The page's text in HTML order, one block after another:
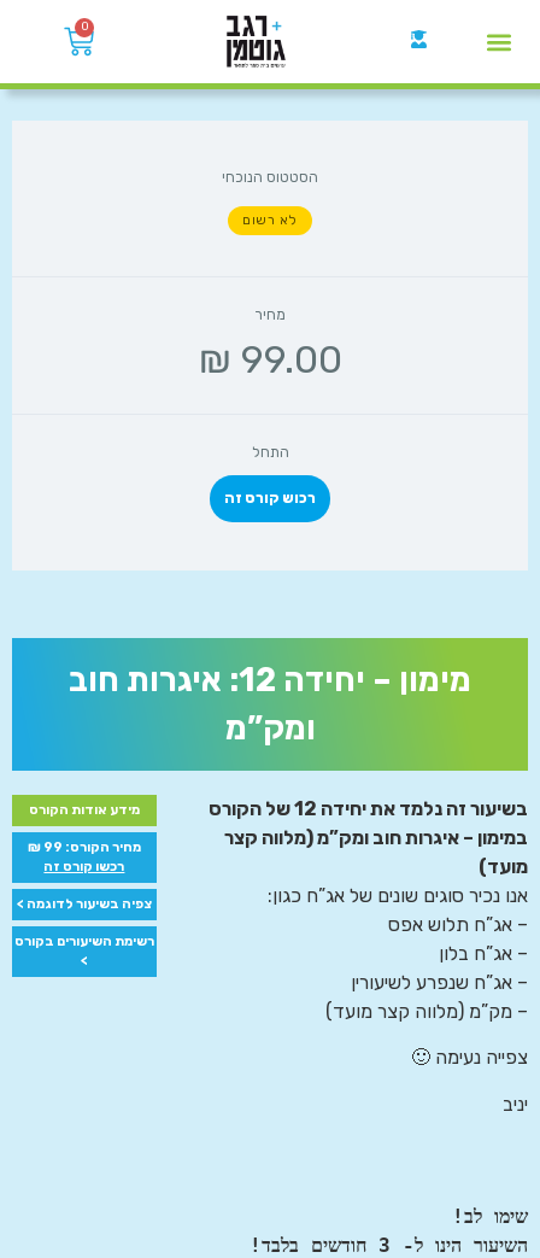
0
הסטטוס הנוכחי
לא רשום
מחיר
התחל
רכוש קורס זה
מימון – יחידה 12: איגרות חוב
ומק”מ
מידע אודות הקורס
מחיר הקורס: 99 ₪
רכשו קורס זה
צפיה בשיעור לדוגמה >
רשימת השיעורים בקורס
>
בשיעור זה נלמד את יחידה 12 של הקורס
במימון – איגרות חוב ומק”מ (מלווה קצר
מועד)
אנו נכיר סוגים שונים של אג”ח כגון:
– אג”ח תלוש אפס
– אג”ח בלון
– אג”ח שנפרע לשיעורין
– מק”מ (מלווה קצר מועד)
צפייה נעימה 🙂
יניב
שימו לב!
השיעור הינו ל- 3 חודשים בלבד!